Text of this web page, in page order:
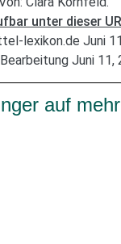
unter dieser
lexikon.de Juni
Juni 11,
auf